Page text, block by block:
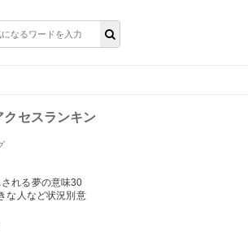
セスランキン
される夢の意味30
な人など状況別意